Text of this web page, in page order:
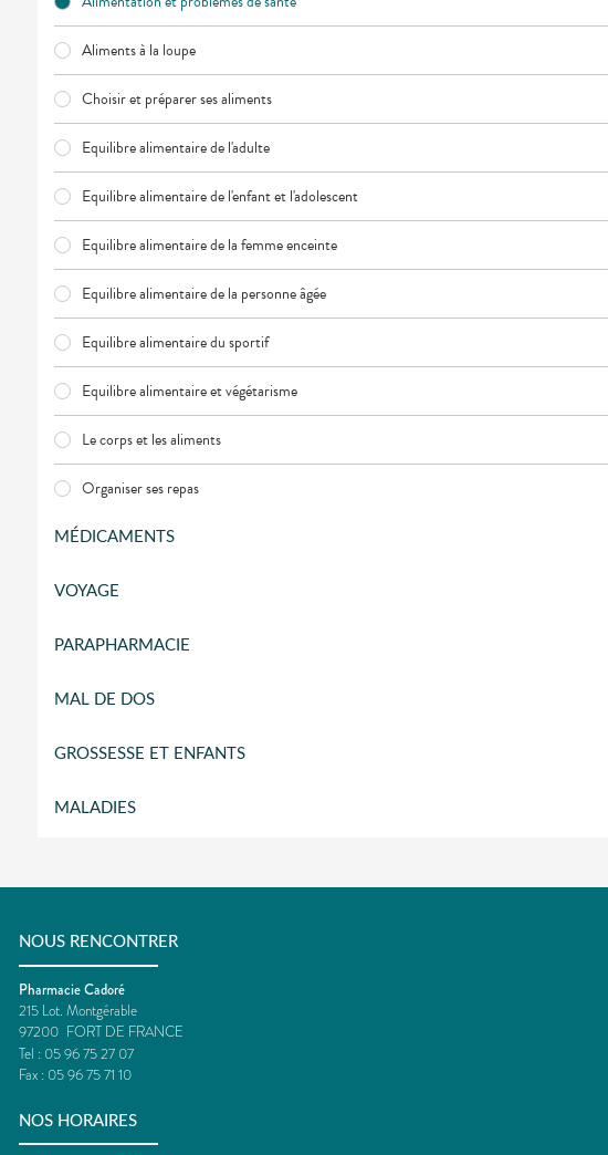
VOTRE
APPLICATION
Aliments à la loupe
Choisir et préparer ses aliments
Equilibre alimentaire de l'adulte
Equilibre alimentaire de l'enfant et l'adolescent
Equilibre alimentaire de la femme enceinte
Equilibre alimentaire de la personne âgée
Equilibre alimentaire du sportif
Equilibre alimentaire et végétarisme
Le corps et les aliments
Organiser ses repas
MÉDICAMENTS
VOYAGE
PARAPHARMACIE
MAL DE DOS
GROSSESSE ET ENFANTS
MALADIES
NOUS RENCONTRER
Pharmacie Cadoré
215 Lot. Montgérable
97200 FORT DE FRANCE
Tel : 05 96 75 27 07
Fax : 05 96 75 71 10
NOS HORAIRES